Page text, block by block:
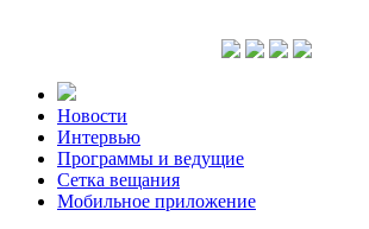
Новости
Интервью
Программы и ведущие
Сетка вещания
Мобильное приложение